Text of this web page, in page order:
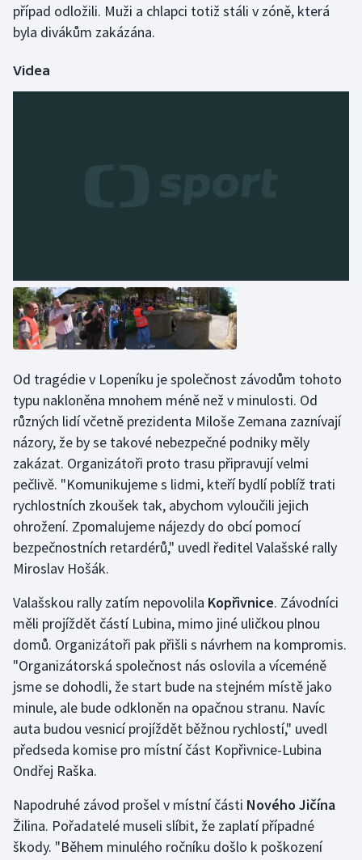
Rychlostní kanoistika
Short track
Volejbal
Ostatní
případ odložili. Muži a chlapci totiž stáli v zóně, která
byla divákům zakázána.
Videa
Od tragédie v Lopeníku je společnost závodům tohoto
typu nakloněna mnohem méně než v minulosti. Od
různých lidí včetně prezidenta Miloše Zemana zaznívají
názory, že by se takové nebezpečné podniky měly
zakázat. Organizátoři proto trasu připravují velmi
pečlivě. "Komunikujeme s lidmi, kteří bydlí poblíž trati
rychlostních zkoušek tak, abychom vyloučili jejich
ohrožení. Zpomalujeme nájezdy do obcí pomocí
bezpečnostních retardérů," uvedl ředitel Valašské rally
Miroslav Hošák.
Valašskou rally zatím nepovolila Kopřivnice. Závodníci
měli projíždět částí Lubina, mimo jiné uličkou plnou
domů. Organizátoři pak přišli s návrhem na kompromis.
"Organizátorská společnost nás oslovila a víceméně
jsme se dohodli, že start bude na stejném místě jako
minule, ale bude odkloněn na opačnou stranu. Navíc
auta budou vesnicí projíždět běžnou rychlostí," uvedl
předseda komise pro místní část Kopřivnice-Lubina
Ondřej Raška.
Napodruhé závod prošel v místní části Nového Jičína
Žilina. Pořadatelé museli slíbit, že zaplatí případné
škody. "Během minulého ročníku došlo k poškození